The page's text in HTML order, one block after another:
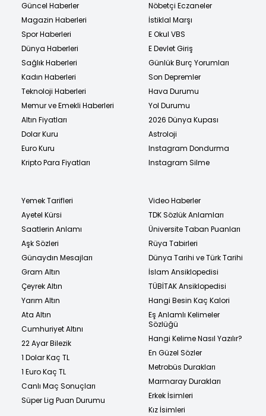
Güncel Haberler
Magazin Haberleri
Spor Haberleri
Dünya Haberleri
Sağlık Haberleri
Kadın Haberleri
Teknoloji Haberleri
Memur ve Emekli Haberleri
Altın Fiyatları
Dolar Kuru
Euro Kuru
Kripto Para Fiyatları
Nöbetçi Eczaneler
İstiklal Marşı
E Okul VBS
E Devlet Giriş
Günlük Burç Yorumları
Son Depremler
Hava Durumu
Yol Durumu
2026 Dünya Kupası
Astroloji
Instagram Dondurma
Instagram Silme
Yemek Tarifleri
Ayetel Kürsi
Saatlerin Anlamı
Aşk Sözleri
Günaydın Mesajları
Gram Altın
Çeyrek Altın
Yarım Altın
Ata Altın
Cumhuriyet Altını
22 Ayar Bilezik
1 Dolar Kaç TL
1 Euro Kaç TL
Canlı Maç Sonuçları
Süper Lig Puan Durumu
Video Haberler
TDK Sözlük Anlamları
Üniversite Taban Puanları
Rüya Tabirleri
Dünya Tarihi ve Türk Tarihi
İslam Ansiklopedisi
TÜBİTAK Ansiklopedisi
Hangi Besin Kaç Kalori
Eş Anlamlı Kelimeler
Sözlüğü
Hangi Kelime Nasıl Yazılır?
En Güzel Sözler
Metrobüs Durakları
Marmaray Durakları
Erkek İsimleri
Kız İsimleri